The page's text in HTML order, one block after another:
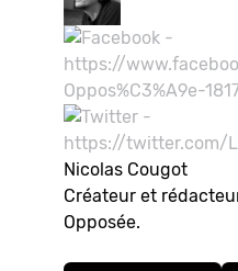
Nicolas Cougot
Créateur et
Opposée.